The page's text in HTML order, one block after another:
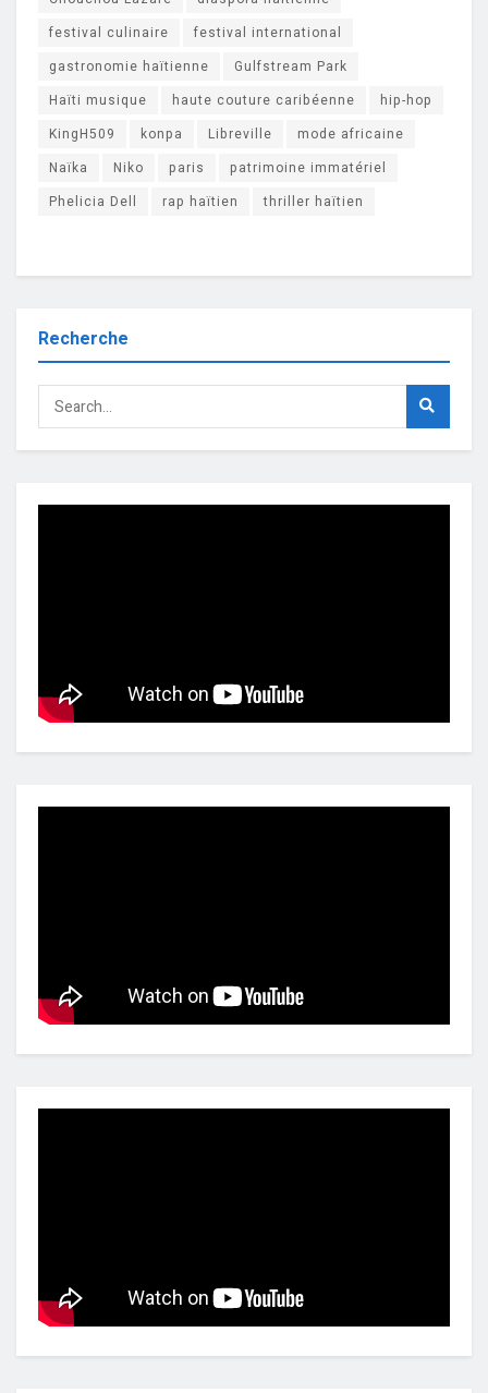
festival culinaire
festival international
gastronomie haïtienne
Gulfstream Park
Haïti musique
haute couture caribéenne
hip-hop
KingH509
konpa Libreville
mode africaine
Naïka
Niko paris
patrimoine immatériel
Phelicia Dell
rap haïtien thriller haïtien
Recherche